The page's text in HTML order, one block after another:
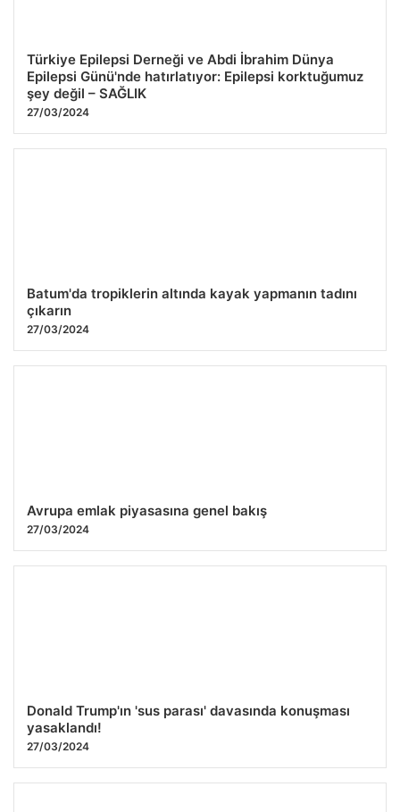
Türkiye Epilepsi Derneği ve Abdi İbrahim Dünya
Epilepsi Günü'nde hatırlatıyor: Epilepsi korktuğumuz
şey değil – SAĞLIK
27/03/2024
Batum'da tropiklerin altında kayak yapmanın tadını
çıkarın
27/03/2024
Avrupa emlak piyasasına genel bakış
27/03/2024
Donald Trump'ın 'sus parası' davasında konuşması
yasaklandı!
27/03/2024